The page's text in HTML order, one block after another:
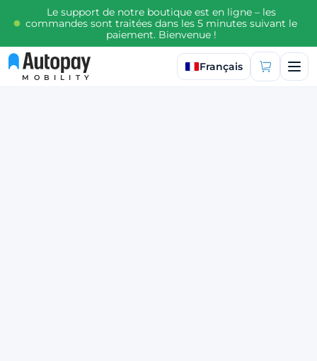
Le support de notre boutique est en ligne – les
commandes sont traitées dans les 5 minutes suivant le
paiement. Bienvenue !
MOBILITY
Sélectionner la langue
Français